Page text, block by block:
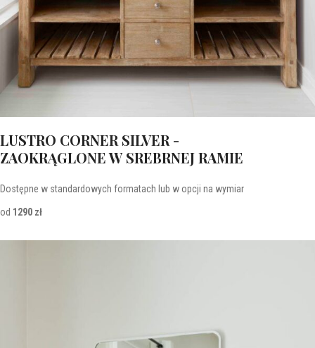
LUSTRO CORNER SILVER -
ZAOKRĄGLONE W SREBRNEJ RAMIE
Dostępne w standardowych formatach lub w opcji na wymiar
od 1290 zł